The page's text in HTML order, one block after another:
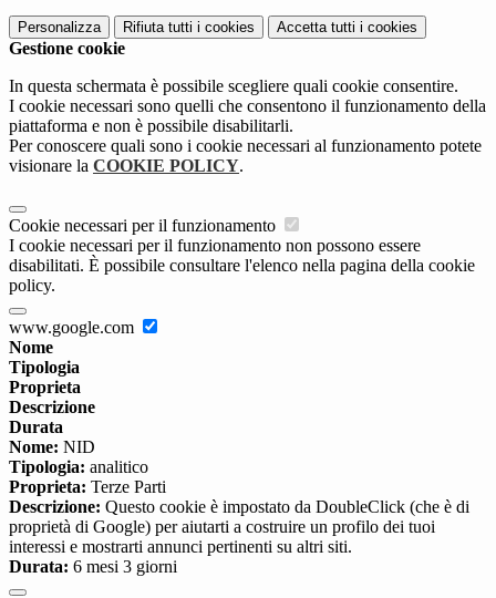
Personalizza Rifiuta tutti i cookies Accetta tutti i cookies
Gestione cookie
In questa schermata è possibile scegliere quali cookie consentire.
I cookie necessari sono quelli che consentono il funzionamento della
piattaforma e non è possibile disabilitarli.
Per conoscere quali sono i cookie necessari al funzionamento potete
visionare la COOKIE POLICY.
Cookie necessari per il funzionamento
I cookie necessari per il funzionamento non possono essere
disabilitati. È possibile consultare l'elenco nella pagina della cookie
policy.
www.google.com
Nome
Tipologia
Proprieta
Descrizione
Durata
Nome: NID
Tipologia: analitico
Proprieta: Terze Parti
Descrizione: Questo cookie è impostato da DoubleClick (che è di
proprietà di Google) per aiutarti a costruire un profilo dei tuoi
interessi e mostrarti annunci pertinenti su altri siti.
Durata: 6 mesi 3 giorni